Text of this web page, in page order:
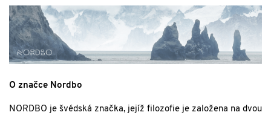
O značce Nordbo
NORDBO je švédská značka, jejíž filozofie je založena na dvou